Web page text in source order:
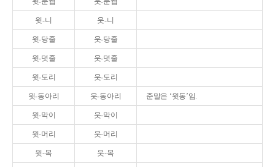
윗-니 웃-니
윗-당줄 웃-당줄
윗-덧줄 웃-덧줄
윗-도리 웃-도리
윗-동아리 웃-동아리 준말은 ‘윗동’임.
윗-막이 웃-막이
윗-머리 웃-머리
윗-목 웃-목